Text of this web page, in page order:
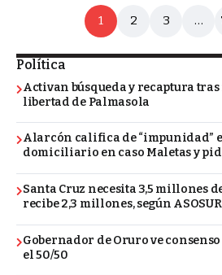
1 2 3 …
Política
Activan búsqueda y recaptura
libertad de Palmasola
Alarcón califica de “impunidad”
domiciliario en caso Maletas y
Santa Cruz necesita 3,5 millones
recibe 2,3 millones, según ASOSUR
Gobernador de Oruro ve
el 50/50